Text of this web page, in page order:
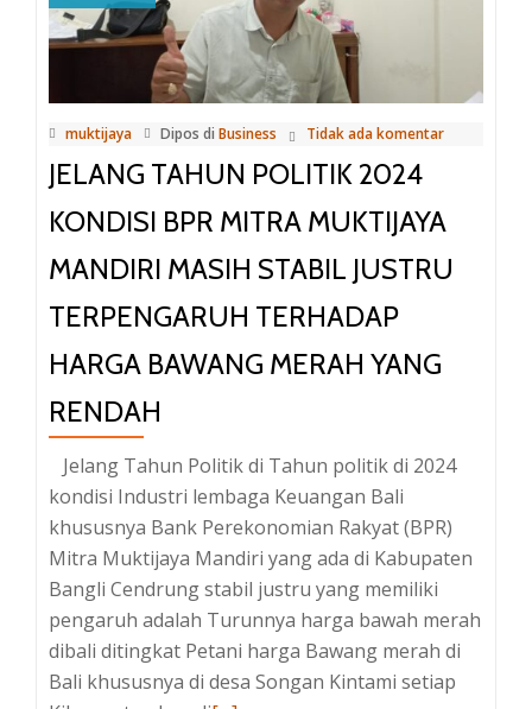
Mitra
Bali
Muktijaya
Mandiri
berbagi
paket
serta
Susu
pada
Bayi
Desa
Muncan
Karangasem
muktijaya Dipos di Business Tidak ada komentar
JELANG TAHUN POLITIK 2024
KONDISI BPR MITRA MUKTIJAYA
MANDIRI MASIH STABIL JUSTRU
TERPENGARUH TERHADAP
HARGA BAWANG MERAH YANG
RENDAH
Jelang Tahun Politik di Tahun politik di 2024
kondisi Industri lembaga Keuangan Bali
khususnya Bank Perekonomian Rakyat (BPR)
Mitra Muktijaya Mandiri yang ada di Kabupaten
Bangli Cendrung stabil justru yang memiliki
pengaruh adalah Turunnya harga bawah merah
dibali ditingkat Petani harga Bawang merah di
Bali khususnya di desa Songan Kintami setiap